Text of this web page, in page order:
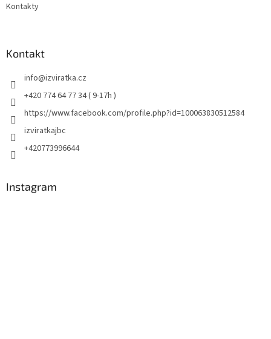
Kontakty
Kontakt
info@izviratka.cz
+420 774 64 77 34 ( 9-17h )
https://www.facebook.com/profile.php?id=100063830512584
izviratkajbc
+420773996644
Instagram